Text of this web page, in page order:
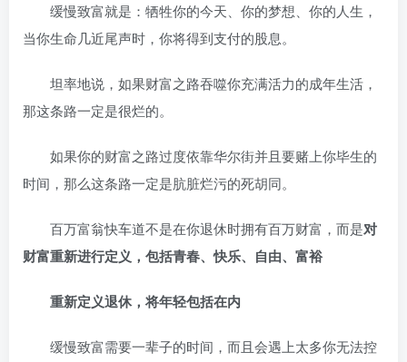
缓慢致富就是：牺牲你的今天、你的梦想、你的人生，
当你生命几近尾声时，你将得到支付的股息。
坦率地说，如果财富之路吞噬你充满活力的成年生活，
那这条路一定是很烂的。
如果你的财富之路过度依靠华尔街并且要赌上你毕生的
时间，那么这条路一定是肮脏烂污的死胡同。
百万富翁快车道不是在你退休时拥有百万财富，而是对
财富重新进行定义，包括青春、快乐、自由、富裕
重新定义退休，将年轻包括在内
缓慢致富需要一辈子的时间，而且会遇上太多你无法控